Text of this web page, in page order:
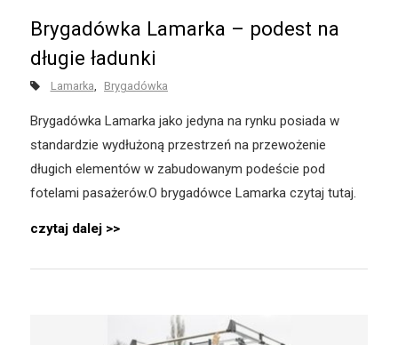
Brygadówka Lamarka – podest na
długie ładunki
Lamarka Brygadówka
Brygadówka Lamarka jako jedyna na rynku posiada w
standardzie wydłużoną przestrzeń na przewożenie
długich elementów w zabudowanym podeście pod
fotelami pasażerów.O brygadówce Lamarka czytaj tutaj.
czytaj dalej